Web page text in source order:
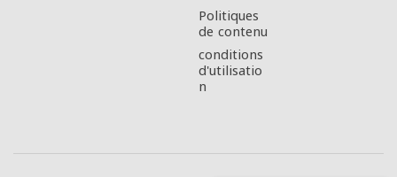
Politiques
de contenu
conditions
d'utilisatio
n